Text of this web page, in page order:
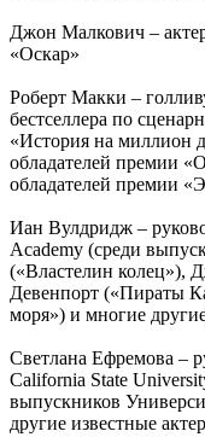
Джон Малкович –
«Оскар»
Роберт Макки –
бестселлера по
«История на миллион
обладателей премии
обладателей премии
Иан Вулдридж –
Academy (среди
(«Властелин колец»),
Девенпорт («Пираты
моря») и многие
Светлана Ефремова –
California State
выпускников
другие известные